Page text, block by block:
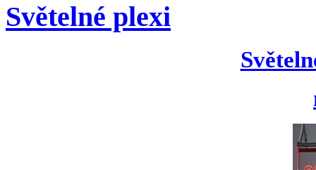
Světelné plexi